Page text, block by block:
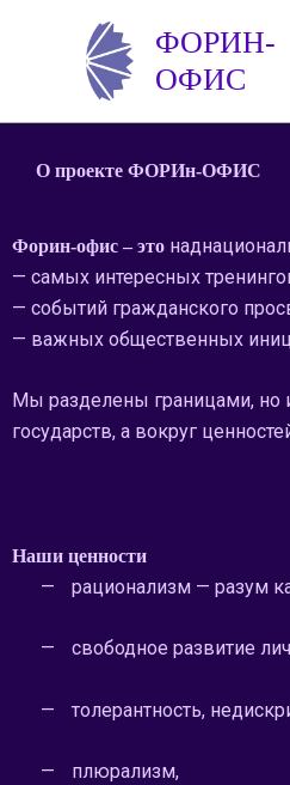
содержимому
ФОРИН-
ОФИС
О проекте ФОРИн-ОФИС
Форин-офис – это
— самых интересных
— событий гражданского
— важных общественных
Мы разделены границами, но
государств, а вокруг
Наши ценности
— рационализм — разум
— свободное развитие
— толерантность,
— плюрализм,